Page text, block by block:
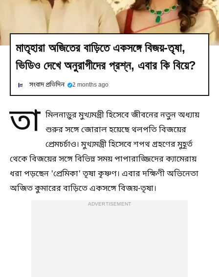
মাতৃহারা অজিতের বাড়িতে একসঙ্গে বিজয়-তৃষা,
ভিডিও দেখে অনুরাগীদের প্রশ্ন, এবার কি বিয়ে?
সংবাদ প্রতিদিন 2 months ago
তা মিলনাড়ুর মুখ্যমন্ত্রী হিসেবে জীবনের নতুন অধ্যায়
শুরুর সঙ্গে জোরাল হয়েছে থলপতি বিজয়ের
প্রেমচর্চাও। মুখ্যমন্ত্রী হিসেবে শপথ গ্রহণের মুহূর্ত
থেকে বিজয়ের সঙ্গে বিভিন্ন সময় পাপারাজ্জিদের ক্যামেরায়
ধরা পড়ছেন 'প্রেমিকা' তৃষা কৃষ্ণণ। এবার দক্ষিণী অভিনেতা
অজিত কুমারের বাড়িতে একসঙ্গে বিজয়-তৃষা।
ADVERTISEMENT